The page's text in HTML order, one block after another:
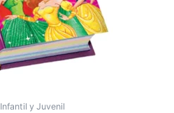
Infantil y Juvenil